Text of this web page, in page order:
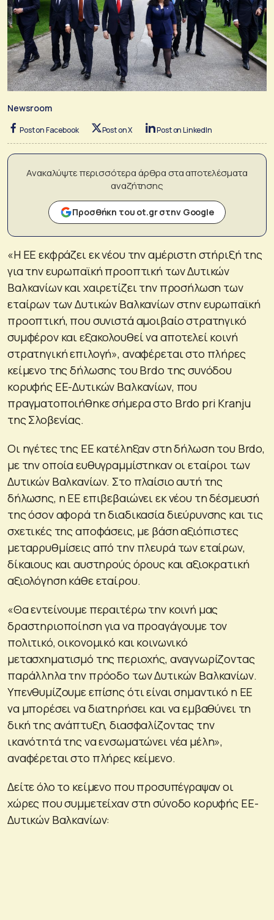
Newsroom
Post on Facebook Post on X Post on LinkedIn
Ανακαλύψτε περισσότερα άρθρα στα αποτελέσματα
αναζήτησης
Προσθήκη του ot.gr στην Google
«Η ΕΕ εκφράζει εκ νέου την αμέριστη στήριξή της
για την ευρωπαϊκή προοπτική των Δυτικών
Βαλκανίων και χαιρετίζει την προσήλωση των
εταίρων των Δυτικών Βαλκανίων στην ευρωπαϊκή
προοπτική, που συνιστά αμοιβαίο στρατηγικό
συμφέρον και εξακολουθεί να αποτελεί κοινή
στρατηγική επιλογή», αναφέρεται στο πλήρες
κείμενο της δήλωσης του Brdo της συνόδου
κορυφής ΕΕ-Δυτικών Βαλκανίων, που
πραγματοποιήθηκε σήμερα στο Brdo pri Kranju
της Σλοβενίας.
Οι ηγέτες της ΕΕ κατέληξαν στη δήλωση του Brdo,
με την οποία ευθυγραμμίστηκαν οι εταίροι των
Δυτικών Βαλκανίων. Στο πλαίσιο αυτή της
δήλωσης, η ΕΕ επιβεβαιώνει εκ νέου τη δέσμευσή
της όσον αφορά τη διαδικασία διεύρυνσης και τις
σχετικές της αποφάσεις, με βάση αξιόπιστες
μεταρρυθμίσεις από την πλευρά των εταίρων,
δίκαιους και αυστηρούς όρους και αξιοκρατική
αξιολόγηση κάθε εταίρου.
«Θα εντείνουμε περαιτέρω την κοινή μας
δραστηριοποίηση για να προαγάγουμε τον
πολιτικό, οικονομικό και κοινωνικό
μετασχηματισμό της περιοχής, αναγνωρίζοντας
παράλληλα την πρόοδο των Δυτικών Βαλκανίων.
Υπενθυμίζουμε επίσης ότι είναι σημαντικό η ΕΕ
να μπορέσει να διατηρήσει και να εμβαθύνει τη
δική της ανάπτυξη, διασφαλίζοντας την
ικανότητά της να ενσωματώνει νέα μέλη»,
αναφέρεται στο πλήρες κείμενο.
Δείτε όλο το κείμενο που προσυπέγραψαν οι
χώρες που συμμετείχαν στη σύνοδο κορυφής ΕΕ-
Δυτικών Βαλκανίων: